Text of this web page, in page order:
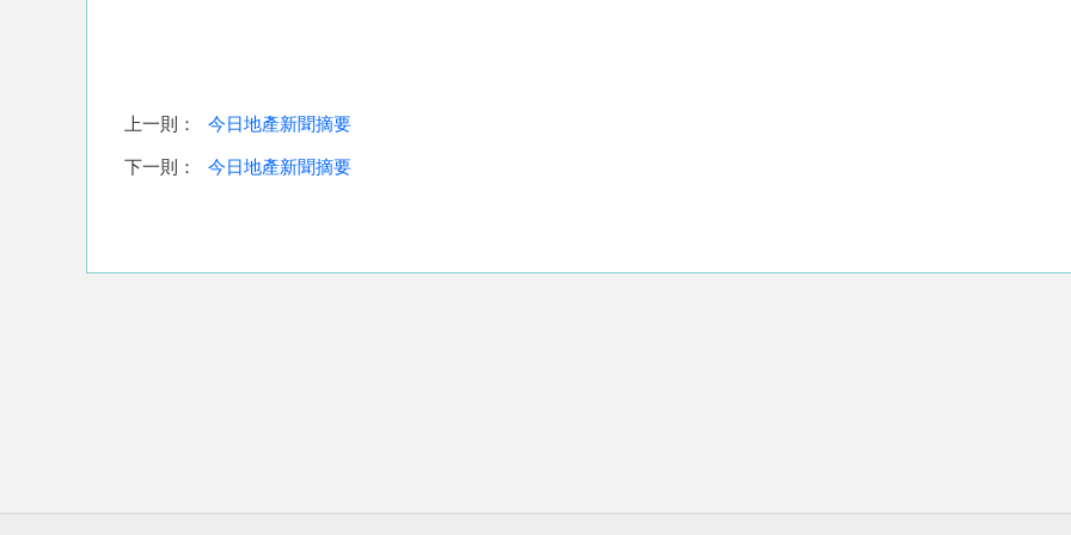
上一則： 今日地產新聞摘要
下一則： 今日地產新聞摘要